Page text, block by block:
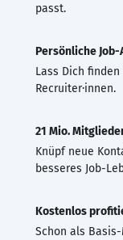
passt.
Persönliche
Lass Dich
Recruiter·innen.
21 Mio.
Knüpf neue
besseres Job-
Kostenlos
Schon als